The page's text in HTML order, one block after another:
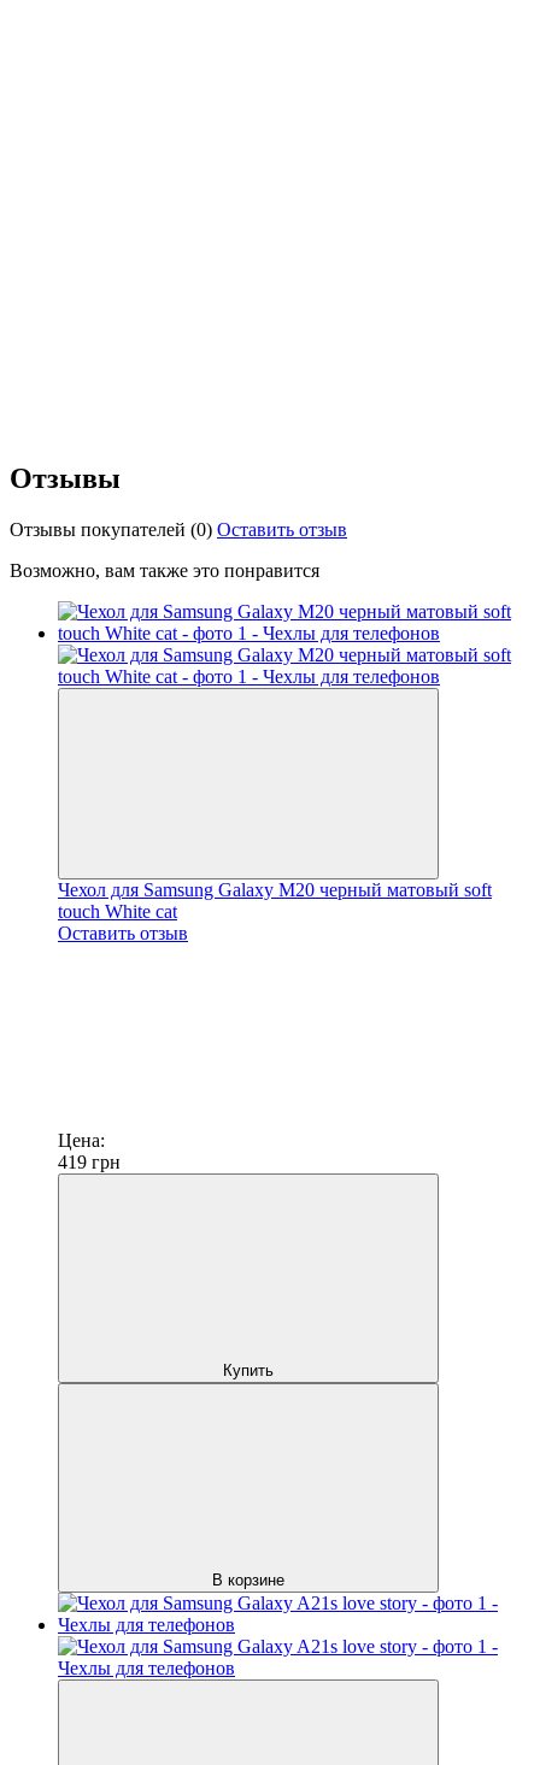
Отзывы
Отзывы покупателей (0) Оставить отзыв
Возможно, вам также это понравится
Чехол для Samsung Galaxy M20 черный матовый soft
touch White cat
Оставить отзыв
Цена:
419 грн
Купить
В корзине